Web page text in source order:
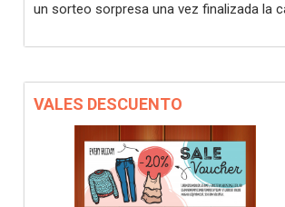
un sorteo sorpresa una vez finalizada la
VALES DESCUENTO